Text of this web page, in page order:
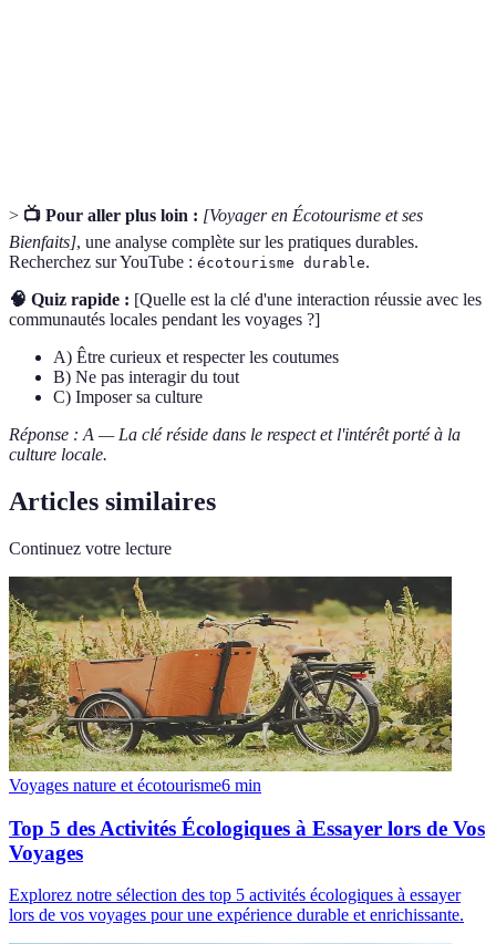
> 📺 Pour aller plus loin : [Voyager en Écotourisme et ses
Bienfaits], une analyse complète sur les pratiques durables.
Recherchez sur YouTube : écotourisme durable.
🧠 Quiz rapide : [Quelle est la clé d'une interaction réussie avec les
communautés locales pendant les voyages ?]
A) Être curieux et respecter les coutumes
B) Ne pas interagir du tout
C) Imposer sa culture
Réponse : A — La clé réside dans le respect et l'intérêt porté à la
culture locale.
Articles similaires
Continuez votre lecture
Voyages nature et écotourisme6 min
Top 5 des Activités Écologiques à Essayer lors de Vos
Voyages
Explorez notre sélection des top 5 activités écologiques à essayer
lors de vos voyages pour une expérience durable et enrichissante.